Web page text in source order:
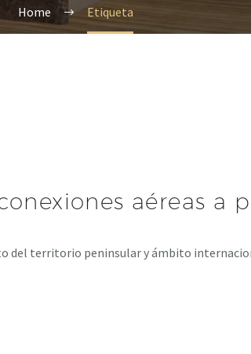
Home Etiqueta
aéreas a
del territorio peninsular y ámbito